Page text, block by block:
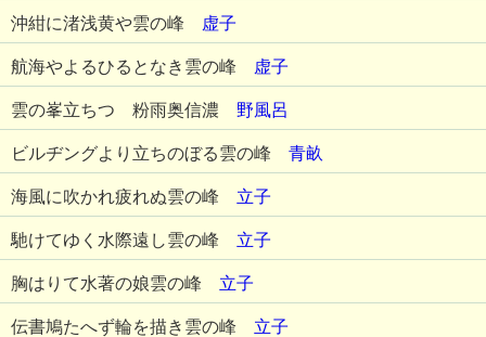
沖紺に渚浅黄や雲の峰 虚子
航海やよるひるとなき雲の峰 虚子
雲の峯立ちつゝ粉雨奥信濃 野風呂
ビルヂングより立ちのぼる雲の峰 青畝
海風に吹かれ疲れぬ雲の峰 立子
馳けてゆく水際遠し雲の峰 立子
胸はりて水著の娘雲の峰 立子
伝書鳩たへず輪を描き雲の峰 立子